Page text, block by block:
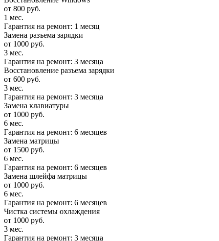
от 800 руб.
1 мес.
Гарантия на ремонт: 1 месяц
Замена разъема зарядки
от 1000 руб.
3 мес.
Гарантия на ремонт: 3 месяца
Восстановление разъема зарядки
от 600 руб.
3 мес.
Гарантия на ремонт: 3 месяца
Замена клавиатуры
от 1000 руб.
6 мес.
Гарантия на ремонт: 6 месяцев
Замена матрицы
от 1500 руб.
6 мес.
Гарантия на ремонт: 6 месяцев
Замена шлейфа матрицы
от 1000 руб.
6 мес.
Гарантия на ремонт: 6 месяцев
Чистка системы охлаждения
от 1000 руб.
3 мес.
Гарантия на ремонт: 3 месяца